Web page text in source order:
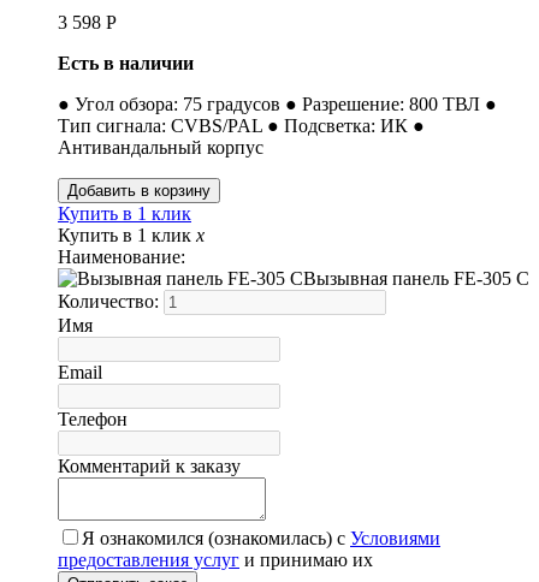
3 598 Р
Есть в наличии
● Угол обзора: 75 градусов ● Разрешение: 800 ТВЛ ●
Тип сигнала: CVBS/PAL ● Подсветка: ИК ●
Антивандальный корпус
Купить в 1 клик
Купить в 1 клик x
Наименование:
Вызывная панель FE-305 C
Количество:
Имя
Email
Телефон
Комментарий к заказу
Я ознакомился (ознакомилась) с Условиями
предоставления услуг и принимаю их